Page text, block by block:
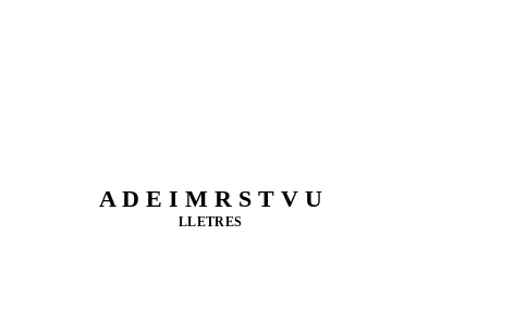
A D E I M R S T V U
LLETRES